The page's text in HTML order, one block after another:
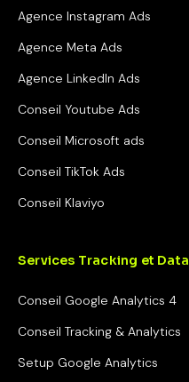
Agence Instagram Ads
Agence Meta Ads
Agence LinkedIn Ads
Conseil Youtube Ads
Conseil Microsoft ads
Conseil TikTok Ads
Conseil Klaviyo
Services Tracking et Data
Conseil Google Analytics 4
Conseil Tracking & Analytics
Setup Google Analytics